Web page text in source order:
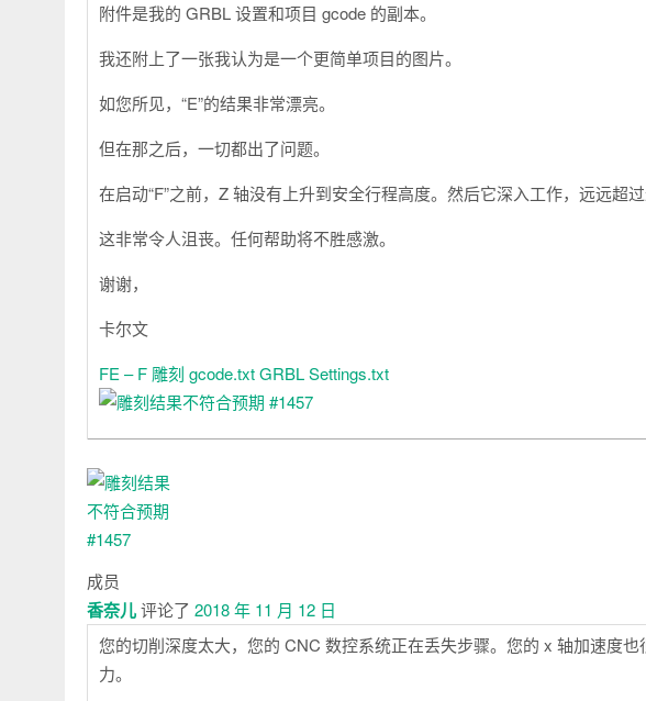
附件是我的 GRBL 设置和项目 gcode 的副本。
我还附上了一张我认为是一个更简单项目的图片。
如您所见，“E”的结果非常漂亮。
但在那之后，一切都出了问题。
在启动“F”之前，Z 轴没有上升到安全行程高度。然后它深入工作，远远超过
这非常令人沮丧。任何帮助将不胜感激。
谢谢，
卡尔文
FE – F 雕刻 gcode.txtGRBL Settings.txt
成员
香奈儿评论了 2018 年 11 月 12 日
您的切削深度太大，您的 CNC 数控系统正在丢失步骤。您的 x 轴加速度
力。